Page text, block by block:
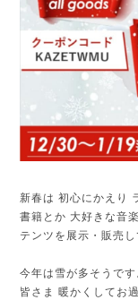
新春は 初心にかえり
書籍とか 大好きな音
テンツを展示・販売し
今年は雪が多そうです
皆さま 暖かくしてお